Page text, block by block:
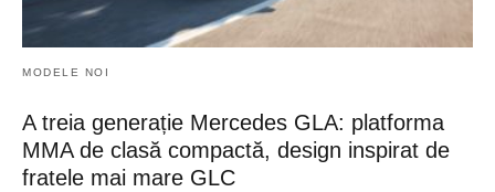
MODELE NOI
A treia generație Mercedes GLA: platforma
MMA de clasă compactă, design inspirat de
fratele mai mare GLC